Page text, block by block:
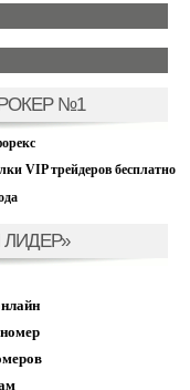
№1
VIP трейдеров бесплатно